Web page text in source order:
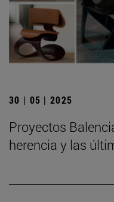
30 | 05 | 2025
Proyectos
herencia y las